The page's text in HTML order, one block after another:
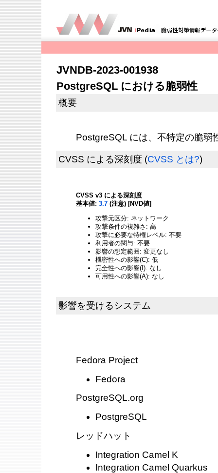
JVNDB-2023-001938
PostgreSQL における脆弱性
概要
PostgreSQL には、不特定の脆弱
CVSS による深刻度 (CVSS とは?)
CVSS v3 による深刻度
基本値: 3.7 (注意) [NVD値]
攻撃元区分: ネットワーク
攻撃条件の複雑さ: 高
攻撃に必要な特権レベル: 不要
利用者の関与: 不要
影響の想定範囲: 変更なし
機密性への影響(C): 低
完全性への影響(I): なし
可用性への影響(A): なし
影響を受けるシステム
Fedora Project
Fedora
PostgreSQL.org
PostgreSQL
レッドハット
Integration Camel K
Integration Camel Quarkus